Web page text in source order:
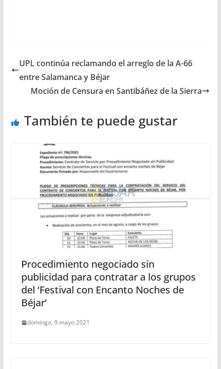
UPL continúa reclamando el arreglo de la A-66
entre Salamanca y Béjar
Moción de Censura en Santibáñez de la Sierra
También te puede gustar
Procedimiento negociado sin
publicidad para contratar a los grupos
del ‘Festival con Encanto Noches de
Béjar’
domingo, 9 mayo 2021